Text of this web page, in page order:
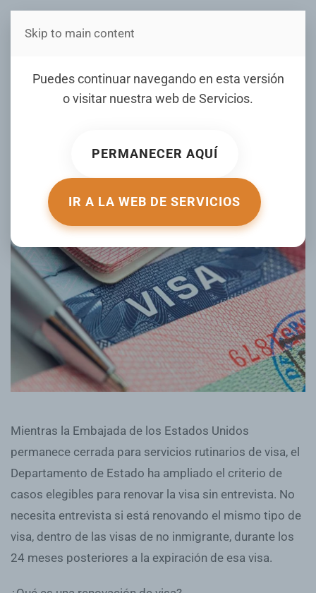
Estás en Telenord Medios
Puedes continuar navegando en esta versión
o visitar nuestra web de Servicios.
PERMANECER AQUÍ
IR A LA WEB DE SERVICIOS
Skip to main content
¿Quiénes califican para
renovar la visa de no
ESCRITO POR EMBAJADA ESTADOS UNIDOS EN RD EL
Mientras la Embajada de los Estados Unidos
permanece cerrada para servicios rutinarios de visa, el
Departamento de Estado ha ampliado el criterio de
casos elegibles para renovar la visa sin entrevista. No
necesita entrevista si está renovando el mismo tipo de
visa, dentro de las visas de no inmigrante, durante los
24 meses posteriores a la expiración de esa visa.